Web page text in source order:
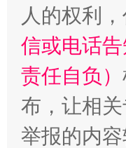
人的权利
信或电话
责任自负）
布，让相
举报的内